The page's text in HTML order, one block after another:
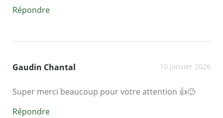
Répondre
Gaudin Chantal 10 janvier 2026
Super merci beaucoup pour votre attention 👍🙂
Répondre